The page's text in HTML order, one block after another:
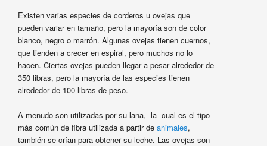
Existen varias especies de corderos u ovejas que
pueden variar en tamaño, pero la mayoría son de color
blanco, negro o marrón. Algunas ovejas tienen cuernos,
que tienden a crecer en espiral, pero muchos no lo
hacen. Ciertas ovejas pueden llegar a pesar alrededor de
350 libras, pero la mayoría de las especies tienen
alrededor de 100 libras de peso.
A menudo son utilizadas por su lana, la cual es el tipo
más común de fibra utilizada a partir de animales,
también se crían para obtener su leche. Las ovejas son